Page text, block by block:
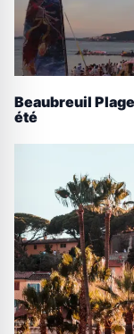
Beaubreuil
été